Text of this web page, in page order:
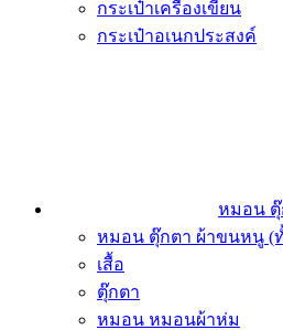
กระเป๋าเครื่องเขียน
กระเป๋าอเนกประสงค์
หมอน
หมอน ตุ๊กตา ผ้าขนหนู (
เสื้อ
ตุ๊กตา
หมอน หมอนผ้าห่ม